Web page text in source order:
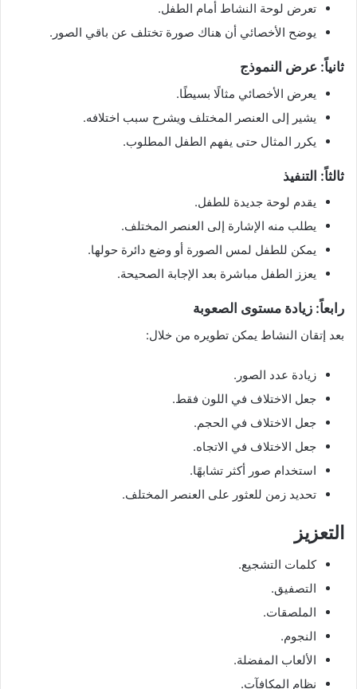
تعرض لوحة النشاط أمام الطفل.
يوضح الأخصائي أن هناك صورة تختلف عن باقي الصور.
ثانياً: عرض النموذج
يعرض الأخصائي مثالًا بسيطًا.
يشير إلى العنصر المختلف ويشرح سبب اختلافه.
يكرر المثال حتى يفهم الطفل المطلوب.
ثالثاً: التنفيذ
يقدم لوحة جديدة للطفل.
يطلب منه الإشارة إلى العنصر المختلف.
يمكن للطفل لمس الصورة أو وضع دائرة حولها.
يعزز الطفل مباشرة بعد الإجابة الصحيحة.
رابعاً: زيادة مستوى الصعوبة
بعد إتقان النشاط يمكن تطويره من خلال:
زيادة عدد الصور.
جعل الاختلاف في اللون فقط.
جعل الاختلاف في الحجم.
جعل الاختلاف في الاتجاه.
استخدام صور أكثر تشابهًا.
تحديد زمن للعثور على العنصر المختلف.
التعزيز
كلمات التشجيع.
التصفيق.
الملصقات.
النجوم.
الألعاب المفضلة.
نظام المكافآت.